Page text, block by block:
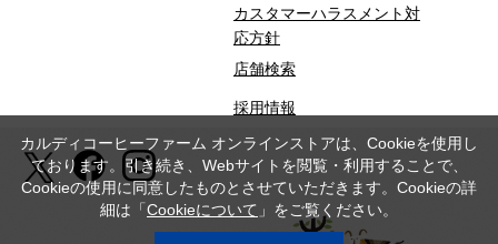
カスタマーハラスメント対
応方針
店舗検索
採用情報
カルディコーヒーファーム オンラインストアは、Cookieを使用し
ております。引き続き、Webサイトを閲覧・利用することで、
Cookieの使用に同意したものとさせていただきます。Cookieの詳
細は「Cookieについて 」をご覧ください。